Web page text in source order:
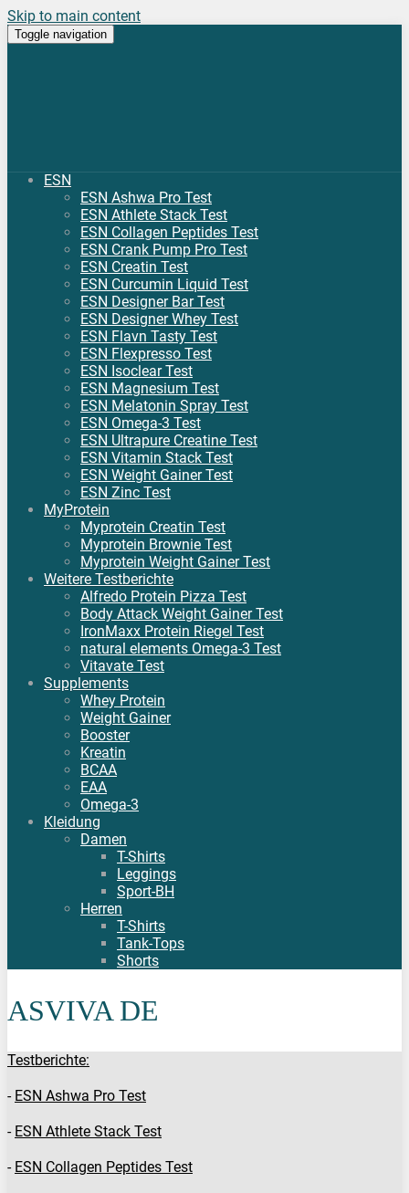
Skip to main content
Toggle navigation
ESN
ESN Ashwa Pro Test
ESN Athlete Stack Test
ESN Collagen Peptides Test
ESN Crank Pump Pro Test
ESN Creatin Test
ESN Curcumin Liquid Test
ESN Designer Bar Test
ESN Designer Whey Test
ESN Flavn Tasty Test
ESN Flexpresso Test
ESN Isoclear Test
ESN Magnesium Test
ESN Melatonin Spray Test
ESN Omega-3 Test
ESN Ultrapure Creatine Test
ESN Vitamin Stack Test
ESN Weight Gainer Test
ESN Zinc Test
MyProtein
Myprotein Creatin Test
Myprotein Brownie Test
Myprotein Weight Gainer Test
Weitere Testberichte
Alfredo Protein Pizza Test
Body Attack Weight Gainer Test
IronMaxx Protein Riegel Test
natural elements Omega-3 Test
Vitavate Test
Supplements
Whey Protein
Weight Gainer
Booster
Kreatin
BCAA
EAA
Omega-3
Kleidung
Damen
T-Shirts
Leggings
Sport-BH
Herren
T-Shirts
Tank-Tops
Shorts
ASVIVA DE
Testberichte:
- ESN Ashwa Pro Test
- ESN Athlete Stack Test
- ESN Collagen Peptides Test